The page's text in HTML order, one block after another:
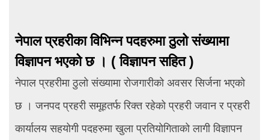
नेपाल प्रहरीका विभिन्न पदहरुमा ठुलो संख्यामा
विज्ञापन भएको छ । ( विज्ञापन सहित )
नेपाल प्रहरीमा ठुलो संख्यामा रोजगारीको अवसर सिर्जना भएको
छ । जनपद प्रहरी समूहतर्फ रिक्त रहेको प्रहरी जवान र प्रहरी
कार्यालय सहयोगी पदहरुमा खुला प्रतियोगिताको लागी विज्ञापन